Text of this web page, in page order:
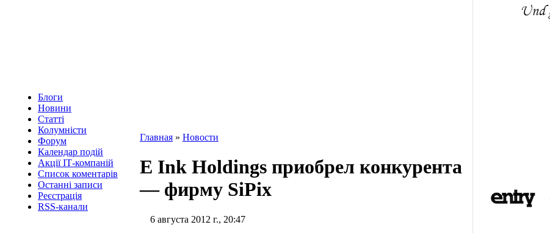
Блоги
Новини
Статті
Колумністи
Форум
Календар подій
Акції ІТ-компаній
Список коментарів
Останні записи
Реєстрація
RSS-канали
Главная » Новости
E Ink Holdings приобрел конкурента
— фирму SiPix
6 августа 2012 г., 20:47